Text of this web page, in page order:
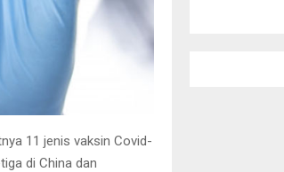
11 jenis vaksin Covid-
di China dan